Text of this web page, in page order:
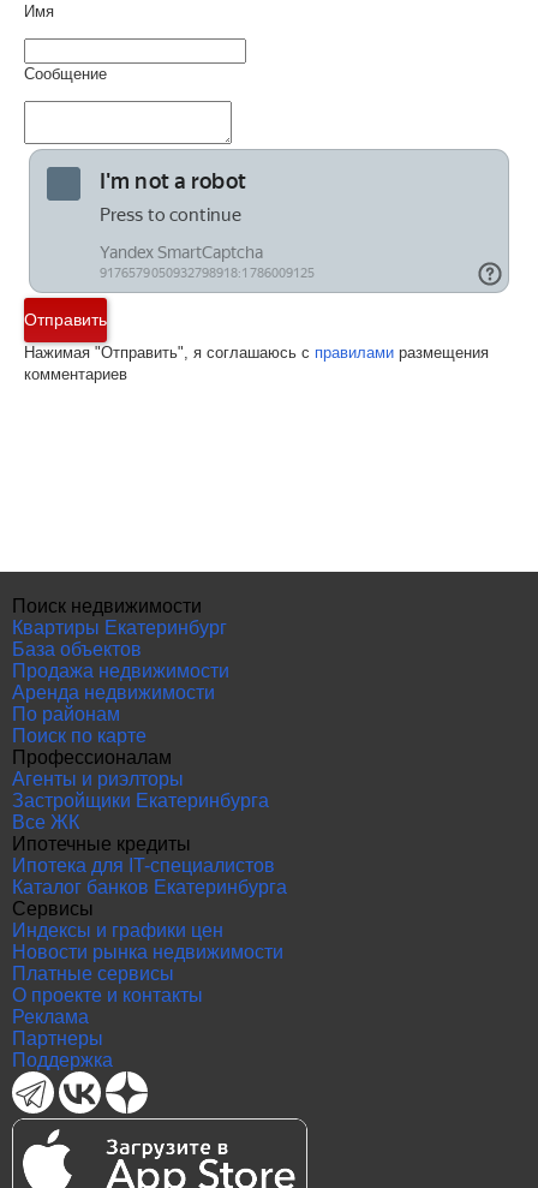
Имя
Сообщение
Отправить
Нажимая "Отправить", я соглашаюсь с правилами размещения
комментариев
Поиск недвижимости
Квартиры Екатеринбург
База объектов
Продажа недвижимости
Аренда недвижимости
По районам
Поиск по карте
Профессионалам
Агенты и риэлторы
Застройщики Екатеринбурга
Все ЖК
Ипотечные кредиты
Ипотека для IT-специалистов
Каталог банков Екатеринбурга
Сервисы
Индексы и графики цен
Новости рынка недвижимости
Платные сервисы
О проекте и контакты
Реклама
Партнеры
Поддержка